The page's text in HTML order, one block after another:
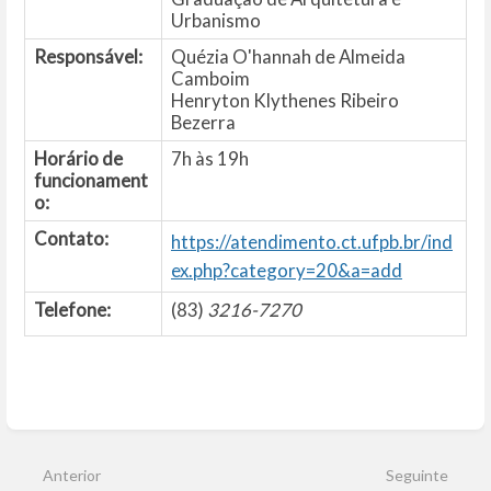
Urbanismo
Responsável:
Quézia O'hannah de Almeida
Camboim
Henryton Klythenes Ribeiro
Bezerra
Horário de
funcionament
o:
7h às 19h
Contato:
https://atendimento.ct.ufpb.br/ind
ex.php?category=20&a=add
Telefone:
(83) 3216-7270
deAnterior Seguinte